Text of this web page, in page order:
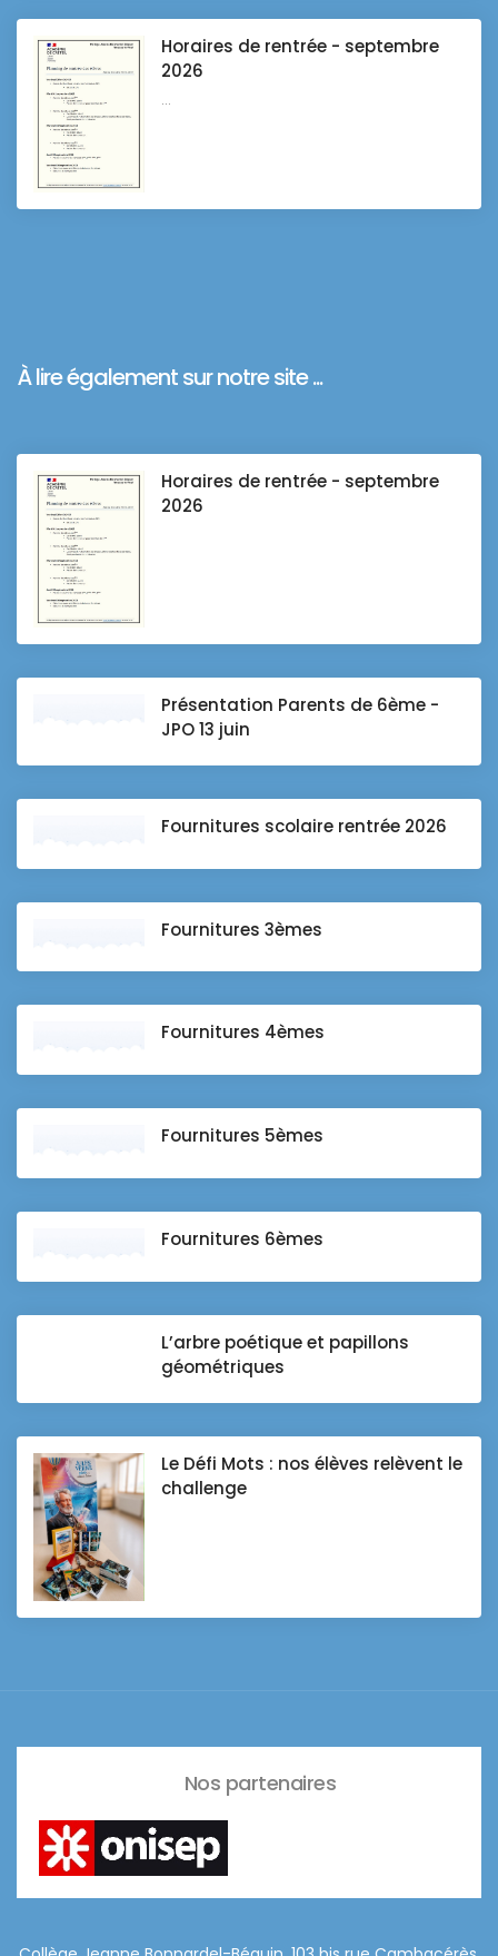
Horaires de rentrée - septembre
2026
...
À lire également sur notre site ...
Horaires de rentrée - septembre
2026
Présentation Parents de 6ème -
JPO 13 juin
Fournitures scolaire rentrée 2026
Fournitures 3èmes
Fournitures 4èmes
Fournitures 5èmes
Fournitures 6èmes
L’arbre poétique et papillons
géométriques
Le Défi Mots : nos élèves relèvent le
challenge
Nos partenaires